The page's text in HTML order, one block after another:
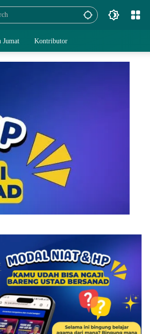
Jumat Kontributor